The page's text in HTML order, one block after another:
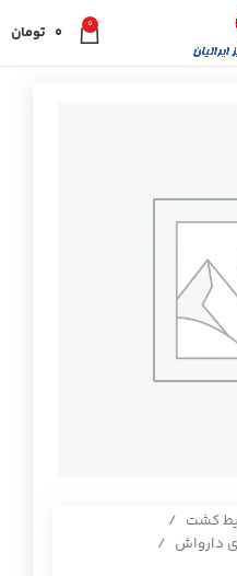
0
0 تومان
کشت
دارواش